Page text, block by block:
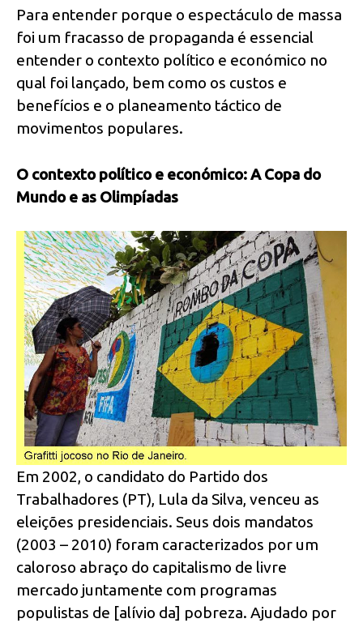
Para entender porque o espectáculo de massa
foi um fracasso de propaganda é essencial
entender o contexto político e económico no
qual foi lançado, bem como os custos e
benefícios e o planeamento táctico de
movimentos populares.
O contexto político e económico: A Copa do
Mundo e as Olimpíadas
Em 2002, o candidato do Partido dos
Trabalhadores (PT), Lula da Silva, venceu as
eleições presidenciais. Seus dois mandatos
(2003 – 2010) foram caracterizados por um
caloroso abraço do capitalismo de livre
mercado juntamente com programas
populistas de [alívio da] pobreza. Ajudado por